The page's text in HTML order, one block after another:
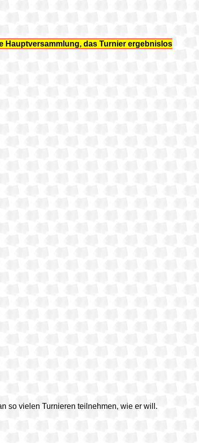
Hauptversammlung, das Turnier ergebnislos
so vielen Turnieren teilnehmen, wie er will.